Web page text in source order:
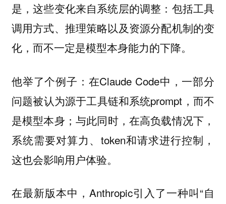
是，这些变化来自系统层的调整：包括工具
调用方式、推理策略以及资源分配机制的变
化，而不一定是模型本身能力的下降。
他举了个例子：在Claude Code中，一部分
问题被认为源于工具链和系统prompt，而不
是模型本身；与此同时，在高负载情况下，
系统需要对算力、token和请求进行控制，
这也会影响用户体验。
在最新版本中，Anthropic引入了一种叫“自